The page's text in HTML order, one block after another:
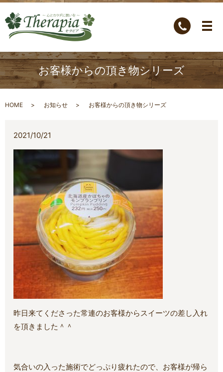
お客様からの頂き物シリーズ
HOME お知らせ お客様からの頂き物シリーズ
2021/10/21
昨日来てくださった常連のお客様からスイーツの差し入れ
を頂きました＾＾
気合いの入った施術でどっぷり疲れたので、お客様が帰ら